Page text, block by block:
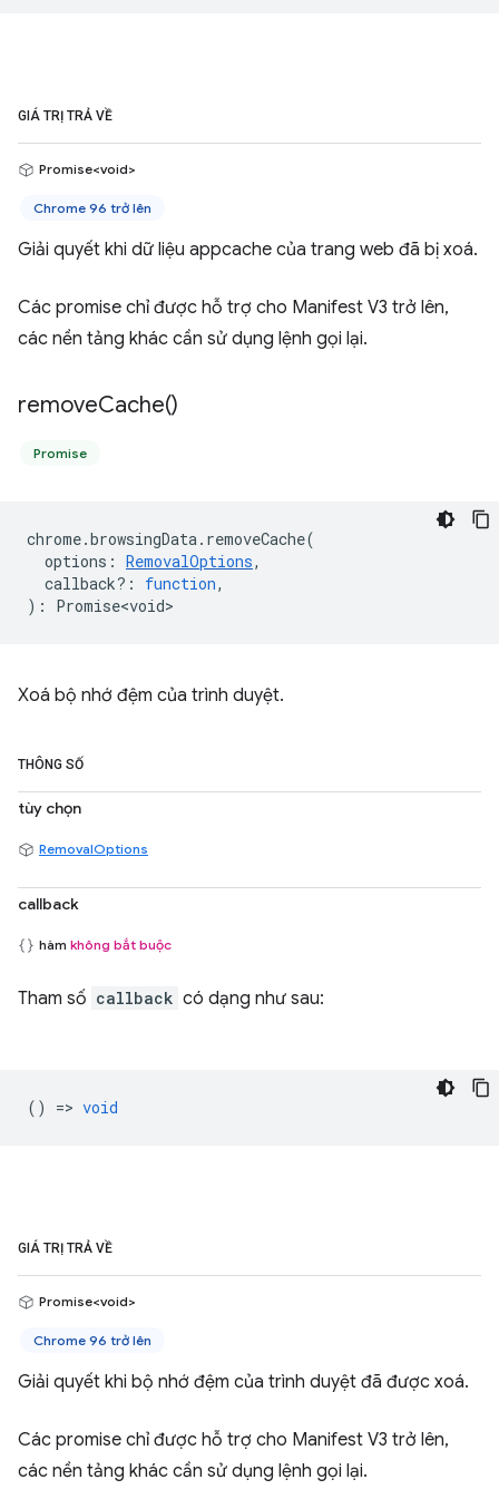
GIÁ TRỊ TRẢ VỀ
Promise<void>
Chrome 96 trở lên
Giải quyết khi dữ liệu appcache của trang web đã bị xoá.
Các promise chỉ được hỗ trợ cho Manifest V3 trở lên,
các nền tảng khác cần sử dụng lệnh gọi lại.
removeCache()
Promise
chrome.browsingData. removeCache(
options : RemovalOptions,
callback? : function,
) : Promise<void>
Xoá bộ nhớ đệm của trình duyệt.
THÔNG SỐ
tùy chọn
RemovalOptions
callback
hàm không bắt buộc
Tham số callback có dạng như sau:
() => void
GIÁ TRỊ TRẢ VỀ
Promise<void>
Chrome 96 trở lên
Giải quyết khi bộ nhớ đệm của trình duyệt đã được xoá.
Các promise chỉ được hỗ trợ cho Manifest V3 trở lên,
các nền tảng khác cần sử dụng lệnh gọi lại.